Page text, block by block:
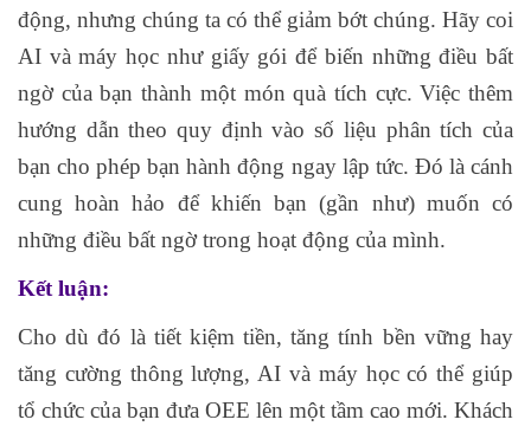
động, nhưng chúng ta có thể giảm bớt chúng. Hãy coi
AI và máy học như giấy gói để biến những điều bất
ngờ của bạn thành một món quà tích cực. Việc thêm
hướng dẫn theo quy định vào số liệu phân tích của
bạn cho phép bạn hành động ngay lập tức. Đó là cánh
cung hoàn hảo để khiến bạn (gần như) muốn có
những điều bất ngờ trong hoạt động của mình.
Kết luận:
Cho dù đó là tiết kiệm tiền, tăng tính bền vững hay
tăng cường thông lượng, AI và máy học có thể giúp
tổ chức của bạn đưa OEE lên một tầm cao mới. Khách